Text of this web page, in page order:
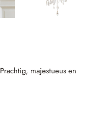
Prachtig, majestueus en